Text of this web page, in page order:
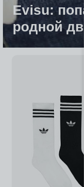
Evisu:
родной